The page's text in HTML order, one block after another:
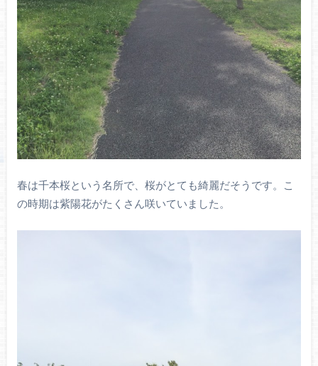
春は千本桜という名所で、桜がとても綺麗だそうです。こ
の時期は紫陽花がたくさん咲いていました。